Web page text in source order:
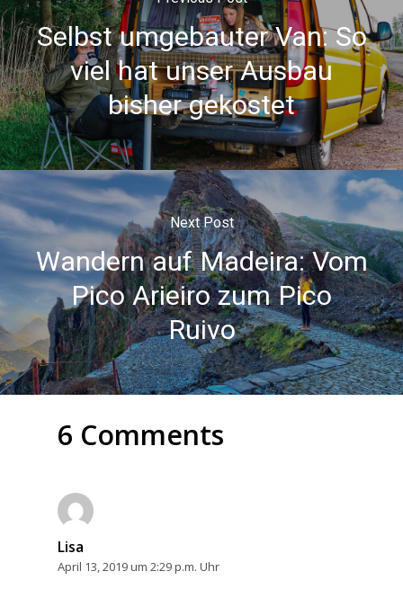
Selbst umgebauter Van: So
viel hat unser Ausbau
bisher gekostet
Next Post
Wandern auf Madeira: Vom
Pico Arieiro zum Pico
Ruivo
6 Comments
Lisa
April 13, 2019 um 2:29 p.m. Uhr